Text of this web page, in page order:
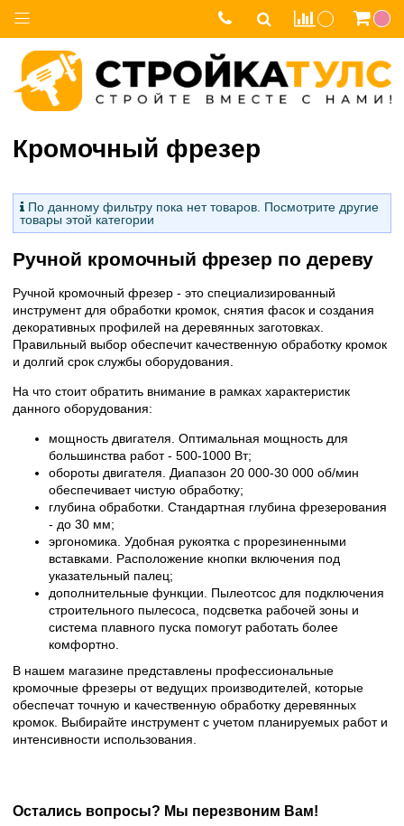
Кромочный фрезер
По данному фильтру пока нет товаров. Посмотрите другие
товары этой категории
Ручной кромочный фрезер по дереву
Ручной кромочный фрезер - это специализированный
инструмент для обработки кромок, снятия фасок и создания
декоративных профилей на деревянных заготовках.
Правильный выбор обеспечит качественную обработку кромок
и долгий срок службы оборудования.
На что стоит обратить внимание в рамках характеристик
данного оборудования:
мощность двигателя. Оптимальная мощность для
большинства работ - 500-1000 Вт;
обороты двигателя. Диапазон 20 000-30 000 об/мин
обеспечивает чистую обработку;
глубина обработки. Стандартная глубина фрезерования
- до 30 мм;
эргономика. Удобная рукоятка с прорезиненными
вставками. Расположение кнопки включения под
указательный палец;
дополнительные функции. Пылеотсос для подключения
строительного пылесоса, подсветка рабочей зоны и
система плавного пуска помогут работать более
комфортно.
В нашем магазине представлены профессиональные
кромочные фрезеры от ведущих производителей, которые
обеспечат точную и качественную обработку деревянных
кромок. Выбирайте инструмент с учетом планируемых работ и
интенсивности использования.
Остались вопросы? Мы перезвоним Вам!